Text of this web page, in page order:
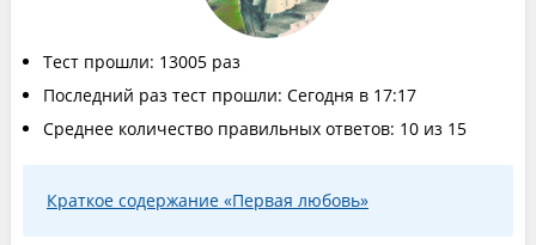
Тест прошли: 13005 раз
Последний раз тест прошли: Сегодня в 17:17
Среднее количество правильных ответов: 10 из 15
Краткое содержание «Первая любовь»